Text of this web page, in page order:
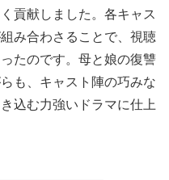
貢献しました。各キャス
み合わさることで、視聴
たのです。母と娘の復讐
も、キャスト陣の巧みな
込む力強いドラマに仕上